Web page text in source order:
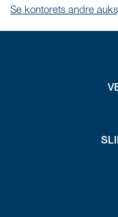
Se kontorets andre